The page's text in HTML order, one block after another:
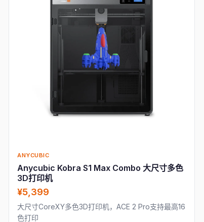
ANYCUBIC
Anycubic Kobra S1 Max Combo 大尺寸多色
3D打印机
¥5,399
大尺寸CoreXY多色3D打印机，ACE 2 Pro支持最高16
色打印